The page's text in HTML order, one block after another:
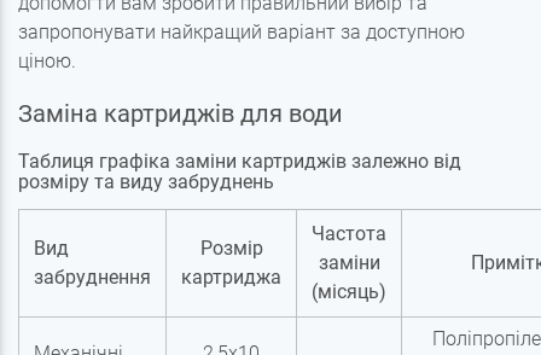
запропонувати найкращий варіант за доступною
ціною.
Заміна картриджів для води
Таблиця графіка заміни картриджів залежно від
розміру та виду забруднень
Вид
забруднення
Розмір
картриджа
Частота
заміни
(місяць)